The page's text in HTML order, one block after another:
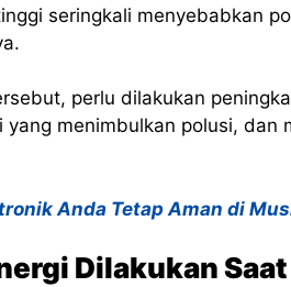
seringkali menyebabkan
perlu dilakukan
menimbulkan polusi, dan
Anda Tetap Aman di
Dilakukan